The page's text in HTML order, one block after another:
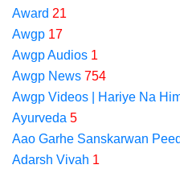
Award 21
Awgp 17
Awgp Audios 1
Awgp News 754
Awgp Videos | Hariye Na
Ayurveda 5
Aao Garhe Sanskarwan
Adarsh Vivah 1